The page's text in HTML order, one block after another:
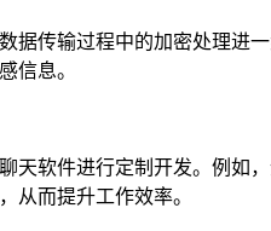
据传输过程中的加密处理进
信息。
天软件进行定制开发。例如
从而提升工作效率。